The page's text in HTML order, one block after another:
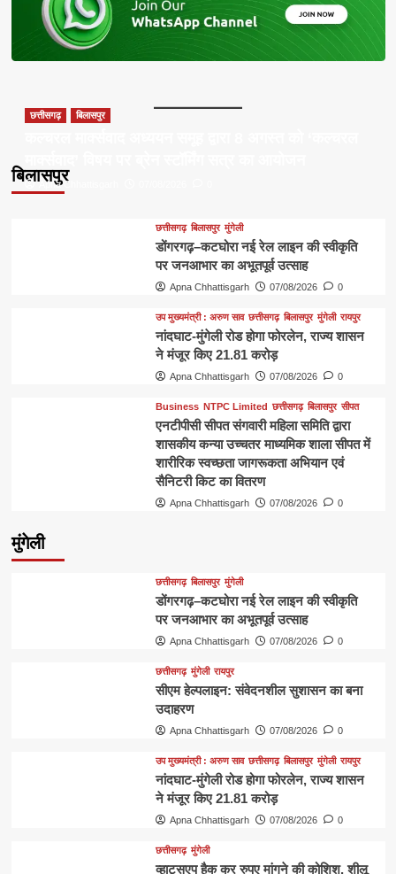
बिलासपुर
छत्तीसगढ़ बिलासपुर
Apna Chhattisgarh
छत्तीसगढ़ बिलासपुर मुंगेली
डोंगरगढ़–कटघोरा नई रेल लाइन की स्वीकृति
पर जनआभार का अभूतपूर्व उत्साह
Apna Chhattisgarh 07/08/2026 0
उप मुख्यमंत्री : अरुण साव छत्तीसगढ़ बिलासपुर मुंगेली रायपुर
नांदघाट-मुंगेली रोड होगा फोरलेन, राज्य शासन
ने मंजूर किए 21.81 करोड़
Apna Chhattisgarh 07/08/2026 0
Business NTPC Limited छत्तीसगढ़ बिलासपुर सीपत
एनटीपीसी सीपत संगवारी महिला समिति द्वारा
शासकीय कन्या उच्चतर माध्यमिक शाला सीपत में
शारीरिक स्वच्छता जागरूकता अभियान एवं
सैनिटरी किट का वितरण
Apna Chhattisgarh 07/08/2026 0
मुंगेली
छत्तीसगढ़ बिलासपुर मुंगेली
डोंगरगढ़–कटघोरा नई रेल लाइन की स्वीकृति
पर जनआभार का अभूतपूर्व उत्साह
Apna Chhattisgarh 07/08/2026 0
छत्तीसगढ़ मुंगेली रायपुर
सीएम हेल्पलाइन: संवेदनशील सुशासन का बना
उदाहरण
Apna Chhattisgarh 07/08/2026 0
उप मुख्यमंत्री : अरुण साव छत्तीसगढ़ बिलासपुर मुंगेली रायपुर
नांदघाट-मुंगेली रोड होगा फोरलेन, राज्य शासन
ने मंजूर किए 21.81 करोड़
Apna Chhattisgarh 07/08/2026 0
छत्तीसगढ़ मुंगेली
व्हाट्सएप हैक कर रुपए मांगने की कोशिश, शीलू